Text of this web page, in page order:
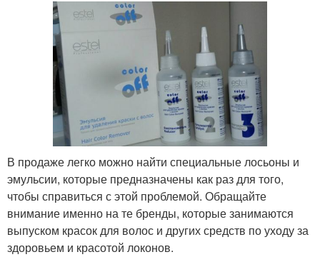
В продаже легко можно найти специальные лосьоны и
эмульсии, которые предназначены как раз для того,
чтобы справиться с этой проблемой. Обращайте
внимание именно на те бренды, которые занимаются
выпуском красок для волос и других средств по уходу за
здоровьем и красотой локонов.